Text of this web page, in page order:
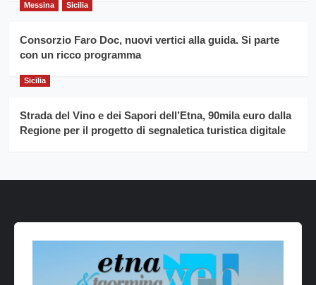
Messina Sicilia
Consorzio Faro Doc, nuovi vertici alla guida. Si parte
con un ricco programma
Sicilia
Strada del Vino e dei Sapori dell’Etna, 90mila euro dalla
Regione per il progetto di segnaletica turistica digitale